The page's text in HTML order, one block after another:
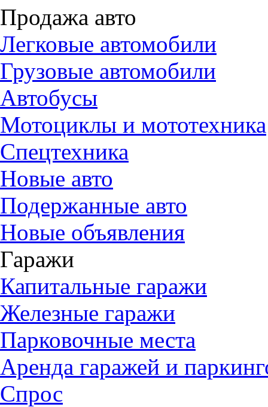
Продажа авто
Легковые автомобили
Грузовые автомобили
Автобусы
Мотоциклы и мототехника
Спецтехника
Новые авто
Подержанные авто
Новые объявления
Гаражи
Капитальные гаражи
Железные гаражи
Парковочные места
Аренда гаражей и
Спрос